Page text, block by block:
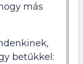
más
betűkkel: